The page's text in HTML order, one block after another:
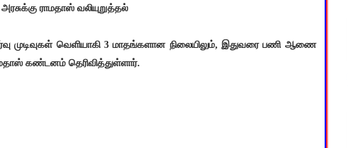
ராமதாஸ் வலியுறுத்தல்
முடிவுகள் வெளியாகி 3 மாதங்களான நிலையிலும், இதுவரை பணி ஆணை
கண்டனம் தெரிவித்துள்ளார்.